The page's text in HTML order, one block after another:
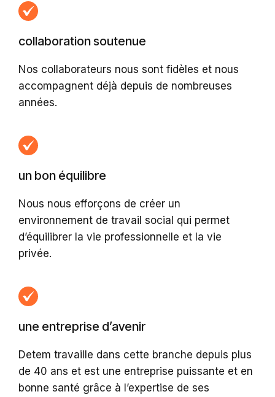
collaboration soutenue
Nos collaborateurs nous sont fidèles et nous
accompagnent déjà depuis de nombreuses
années.
un bon équilibre
Nous nous efforçons de créer un
environnement de travail social qui permet
d’équilibrer la vie professionnelle et la vie
privée.
une entreprise d’avenir
Detem travaille dans cette branche depuis plus
de 40 ans et est une entreprise puissante et en
bonne santé grâce à l’expertise de ses